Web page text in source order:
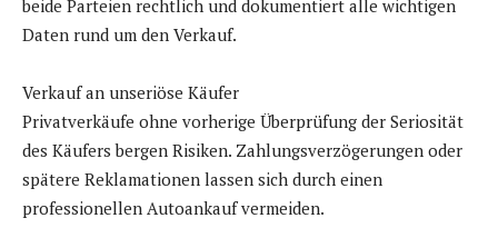
beide Parteien rechtlich und dokumentiert alle wichtigen
Daten rund um den Verkauf.
Verkauf an unseriöse Käufer
Privatverkäufe ohne vorherige Überprüfung der Seriosität
des Käufers bergen Risiken. Zahlungsverzögerungen oder
spätere Reklamationen lassen sich durch einen
professionellen Autoankauf vermeiden.